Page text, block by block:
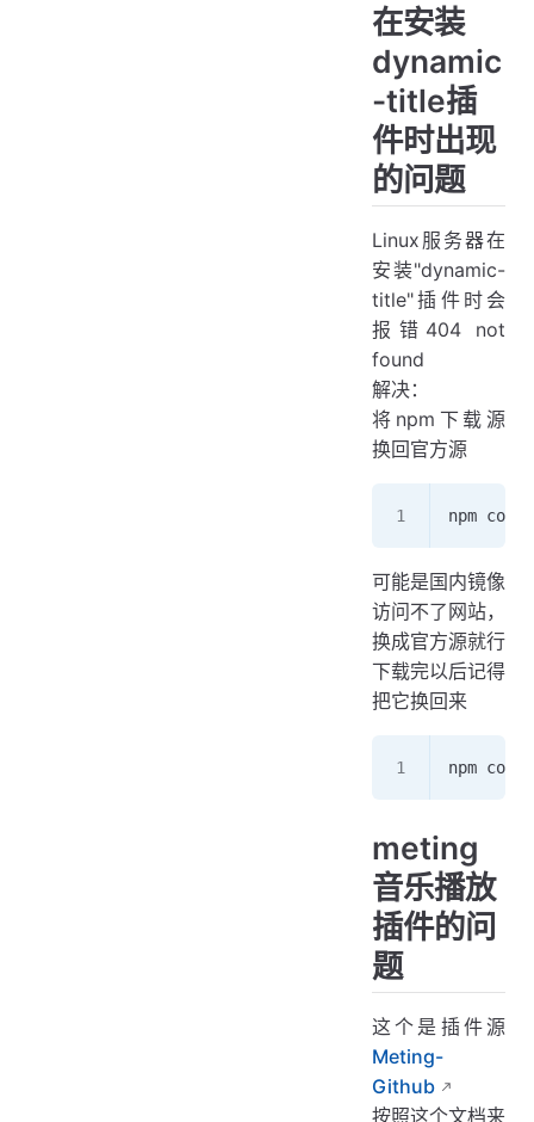
在安装
dynamic
-title插
件时出现
的问题
Linux服务器在
安装"dynamic-
title"插件时会
报错404 not
found
解决：
将npm下载源
换回官方源
npm
可能是国内镜像
访问不了网站，
换成官方源就行
下载完以后记得
把它换回来
npm
meting
音乐播放
插件的问
题
这个是插件源
Meting-
Github
按照这个文档来